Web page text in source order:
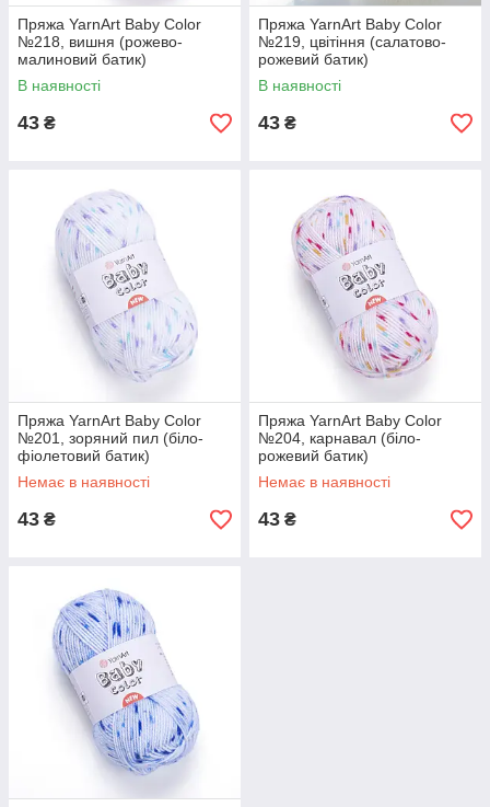
Пряжа YarnArt Baby Color
№218, вишня (рожево-
малиновий батик)
В наявності
43 ₴
Пряжа YarnArt Baby Color
№219, цвітіння (салатово-
рожевий батик)
В наявності
43 ₴
Пряжа YarnArt Baby Color
№201, зоряний пил (біло-
фіолетовий батик)
Немає в наявності
43 ₴
Пряжа YarnArt Baby Color
№204, карнавал (біло-
рожевий батик)
Немає в наявності
43 ₴